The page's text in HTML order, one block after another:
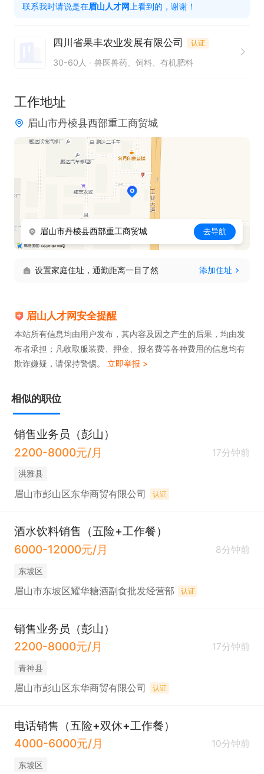
3. 熟练掌握客户关系维护技巧，确保客户长期稳定合
4. 持有驾驶证，能够熟练驾驶车辆，满足工作出行需
本岗位提供五险、交通补助、话补、节日福利、带薪
年假、免费培训及晋升空间，公司拥有广阔平台与发
展空间，诚邀有志之士加入果丰农业销售团队，共创
联系我时请说是在眉山人才网 上看到的，谢谢！
四川省果丰农业发展有限公司 认证
30-60人 兽医兽药、饲料、有机肥料
工作地址
眉山市丹棱县西部重工商贸城
眉山市丹棱县西部重工商贸城 去导航
设置家庭住址，通勤距离一目了然 添加住址
眉山人才网安全提醒
本站所有信息均由用户发布，其内容及因之产生的后果，均由发
布者承担；凡收取服装费、押金、报名费等各种费用的信息均有
欺诈嫌疑，请保持警惕。 立即举报 >
相似的职位
销售业务员（彭山）
2200-8000元/月
17分钟前
洪雅县
眉山市彭山区东华商贸有限公司 认证
酒水饮料销售（五险+工作餐）
6000-12000元/月
8分钟前
东坡区
眉山市东坡区耀华糖酒副食批发经营部 认证
销售业务员（彭山）
2200-8000元/月
17分钟前
青神县
眉山市彭山区东华商贸有限公司 认证
电话销售（五险+双休+工作餐）
4000-6000元/月
10分钟前
东坡区